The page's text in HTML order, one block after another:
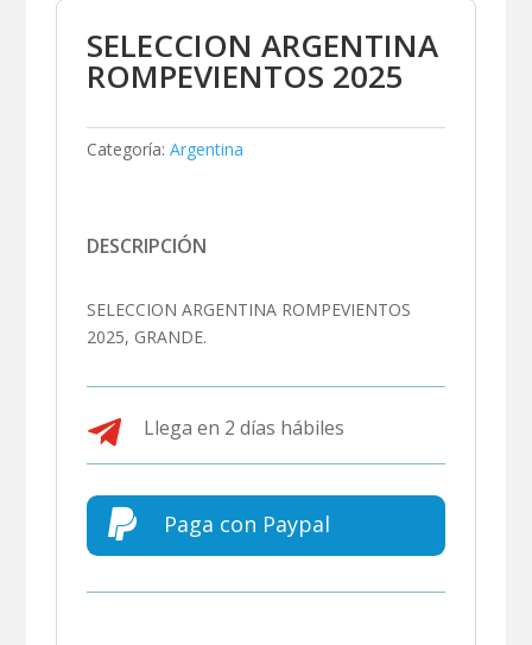
SELECCION ARGENTINA
ROMPEVIENTOS 2025
Categoría: Argentina
DESCRIPCIÓN
SELECCION ARGENTINA ROMPEVIENTOS
2025, GRANDE.
 Llega en 2 días hábiles
 Paga con Paypal